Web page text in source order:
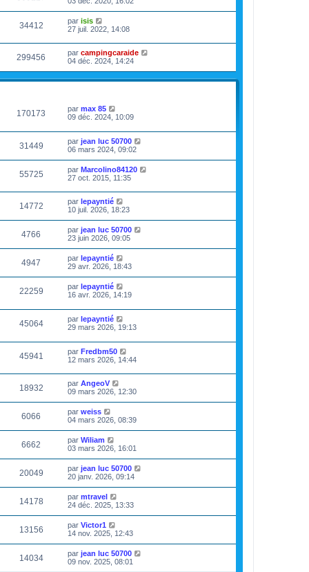
34412 par isis
27 juil. 2022, 14:08
299456 par campingcaraide
04 déc. 2024, 14:24
170173 par max 85
09 déc. 2024, 10:09
31449 par jean luc 50700
06 mars 2024, 09:02
55725 par Marcolino84120
27 oct. 2015, 11:35
14772 par lepayntié
10 juil. 2026, 18:23
4766 par jean luc 50700
23 juin 2026, 09:05
4947 par lepayntié
29 avr. 2026, 18:43
22259 par lepayntié
16 avr. 2026, 14:19
45064 par lepayntié
29 mars 2026, 19:13
45941 par Fredbm50
12 mars 2026, 14:44
18932 par AngeoV
09 mars 2026, 12:30
6066 par weiss
04 mars 2026, 08:39
6662 par Wiliam
03 mars 2026, 16:01
20049 par jean luc 50700
20 janv. 2026, 09:14
14178 par mtravel
24 déc. 2025, 13:33
13156 par Victor1
14 nov. 2025, 12:43
14034 par jean luc 50700
09 nov. 2025, 08:01